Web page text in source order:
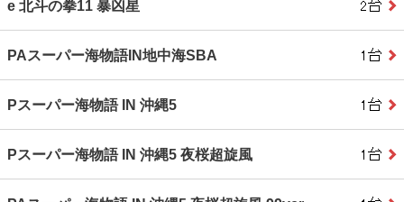
e 北斗の拳11 暴凶星
PAスーパー海物語IN地中海SBA
Pスーパー海物語 IN 沖縄5
Pスーパー海物語 IN 沖縄5 夜桜超旋風